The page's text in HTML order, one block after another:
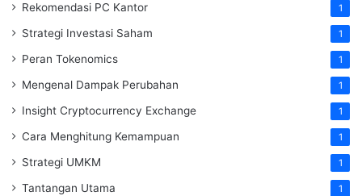
Rekomendasi PC Kantor 1
Strategi Investasi Saham 1
Peran Tokenomics 1
Mengenal Dampak Perubahan 1
Insight Cryptocurrency Exchange 1
Cara Menghitung Kemampuan 1
Strategi UMKM 1
Tantangan Utama 1